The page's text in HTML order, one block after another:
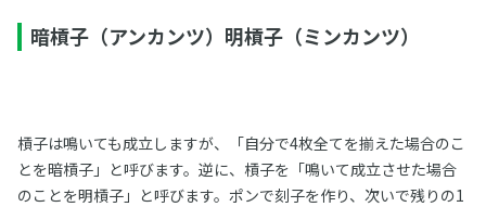
暗槓子（アンカンツ）明槓子（ミンカンツ）
槓子は鳴いても成立しますが、「自分で4枚全てを揃えた場合のこ
とを暗槓子」と呼びます。逆に、槓子を「鳴いて成立させた場合
のことを明槓子」と呼びます。ポンで刻子を作り、次いで残りの1